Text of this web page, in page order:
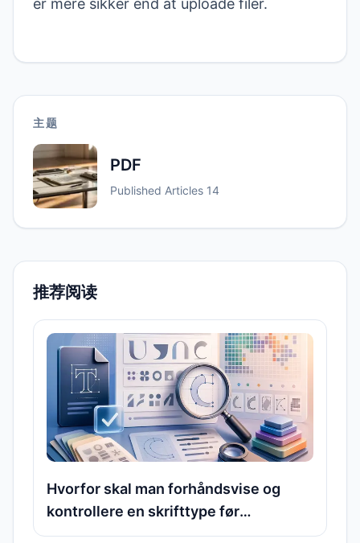
er mere sikker end at uploade filer.
主题
PDF
Published Articles 14
推荐阅读
Hvorfor skal man forhåndsvise og
kontrollere en skrifttype før
installation? Hvad skal man egentlig